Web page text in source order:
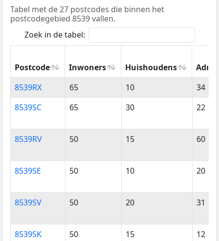
Tabel met de 27 postcodes die binnen het
postcodegebied 8539 vallen.
Zoek in de tabel:
Postcode Inwoners Huishoudens
Postcode
Inwoners Huishoudens
8539RX 65 10
34
8539SC
65 30 22
8539RV 50 15 60
8539SE 50 10 20
8539SV 50 20 31
8539SK 50 15 12